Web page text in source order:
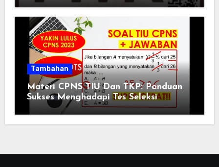
Tambahan
Materi CPNS TIU Dan TKP: Panduan
Sukses Menghadapi Tes Seleksi